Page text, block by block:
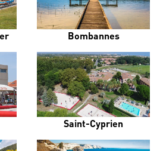
Bombannes
Saint-Cyprien